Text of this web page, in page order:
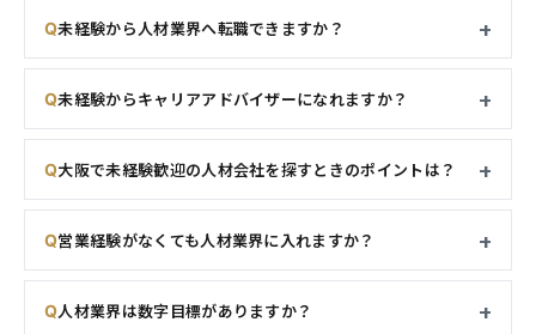
未経験から人材業界へ転職できますか？
未経験からキャリアアドバイザーになれますか？
大阪で未経験歓迎の人材会社を探すときのポイントは？
営業経験がなくても人材業界に入れますか？
人材業界は数字目標がありますか？